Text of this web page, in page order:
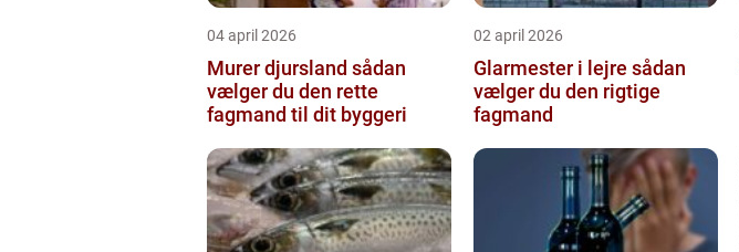
04 april 2026
Murer djursland sådan
vælger du den rette
fagmand til dit byggeri
02 april 2026
Glarmester i lejre sådan
vælger du den rigtige
fagmand